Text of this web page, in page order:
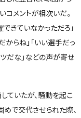
コメントが相次いだ。
できていなかっただろ」
からね」「いい選手だっ
ツだな」などの声が寄せ
ていたが、騒動を起こ
で交代させられた際、